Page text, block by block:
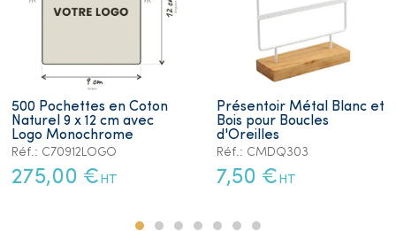
500 Pochettes en Coton
Naturel 9 x 12 cm avec
Logo Monochrome
Réf.: C70912LOGO
275,00 € HT
Présentoir Métal Blanc et
Bois pour Boucles
d'Oreilles
Réf.: CMDQ303
7,50 € HT